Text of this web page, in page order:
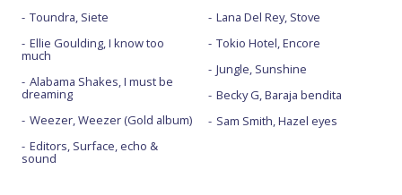
Toundra, Siete
Ellie Goulding, I know too
much
Alabama Shakes, I must be
dreaming
Weezer, Weezer (Gold album)
Editors, Surface, echo &
sound
Lana Del Rey, Stove
Tokio Hotel, Encore
Jungle, Sunshine
Becky G, Baraja bendita
Sam Smith, Hazel eyes